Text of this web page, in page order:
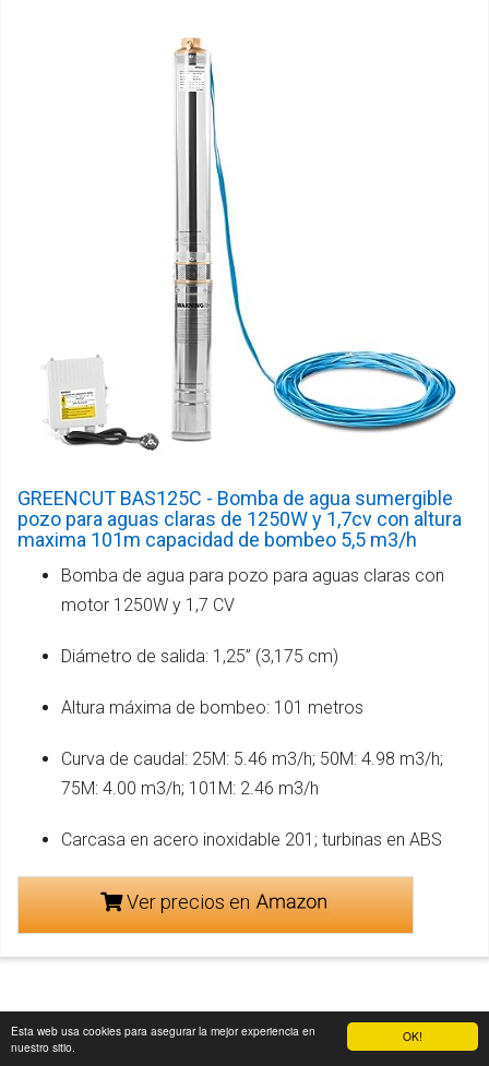
OK!
Esta web usa cookies para asegurar la mejor experiencia en
nuestro sitio.
GREENCUT BAS125C - Bomba de agua sumergible
pozo para aguas claras de 1250W y 1,7cv con altura
maxima 101m capacidad de bombeo 5,5 m3/h
Bomba de agua para pozo para aguas claras con
motor 1250W y 1,7 CV
Diámetro de salida: 1,25” (3,175 cm)
Altura máxima de bombeo: 101 metros
Curva de caudal: 25M: 5.46 m3/h; 50M: 4.98 m3/h;
75M: 4.00 m3/h; 101M: 2.46 m3/h
Carcasa en acero inoxidable 201; turbinas en ABS
Ver precios en
Bomba de agua sumergible